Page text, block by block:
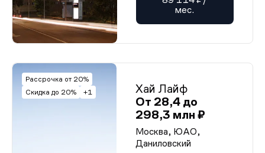
мес.
Рассрочка от 20%
Скидка до 20%
+1
Хай Лайф
От 28,4 до
298,3 млн ₽
Москва, ЮАО,
Даниловский